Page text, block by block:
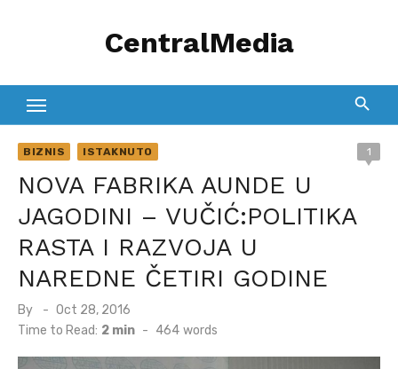
CentralMedia
BIZNIS ISTAKNUTO 1
NOVA FABRIKA AUNDE U
JAGODINI – VUČIĆ:POLITIKA
RASTA I RAZVOJA U
NAREDNE ČETIRI GODINE
By
Posted
on
Oct 28, 2016
Time to Read: 2 min - 464 words